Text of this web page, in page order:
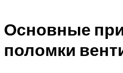
Основные
поломки